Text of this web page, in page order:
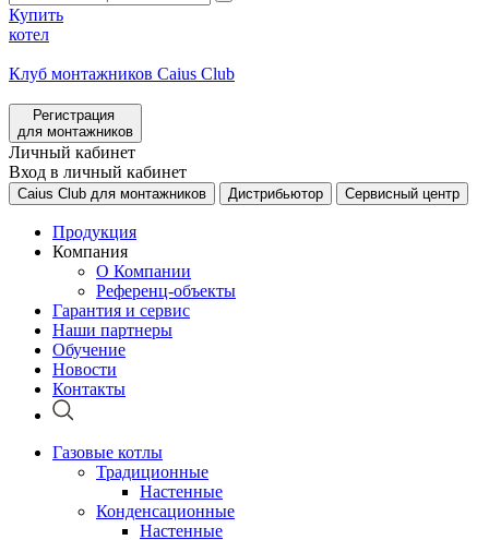
Купить
котел
Клуб монтажников Caius Club
Регистрация
для монтажников
Личный кабинет
Вход в личный кабинет
Caius Club для монтажников Дистрибьютор Сервисный центр
Продукция
Компания
О Компании
Референц-объекты
Гарантия и сервис
Наши партнеры
Обучение
Новости
Контакты
Газовые котлы
Традиционные
Настенные
Конденсационные
Настенные